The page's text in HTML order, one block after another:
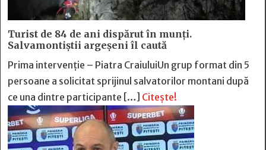
Turist de 84 de ani dispărut în munți.
Salvamontiștii argeșeni îl caută
Prima intervenție – Piatra CraiuluiUn grup format din 5
persoane a solicitat sprijinul salvatorilor montani după
ce una dintre participante […] Citește!